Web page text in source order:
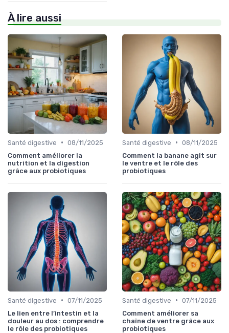
À lire aussi
Santé digestive • 08/11/2025
Comment améliorer la
nutrition et la digestion
grâce aux probiotiques
Santé digestive • 08/11/2025
Comment la banane agit sur
le ventre et le rôle des
probiotiques
Santé digestive • 07/11/2025
Le lien entre l’intestin et la
douleur au dos : comprendre
le rôle des probiotiques
Santé digestive • 07/11/2025
Comment améliorer sa
chaîne de ventre grâce aux
probiotiques